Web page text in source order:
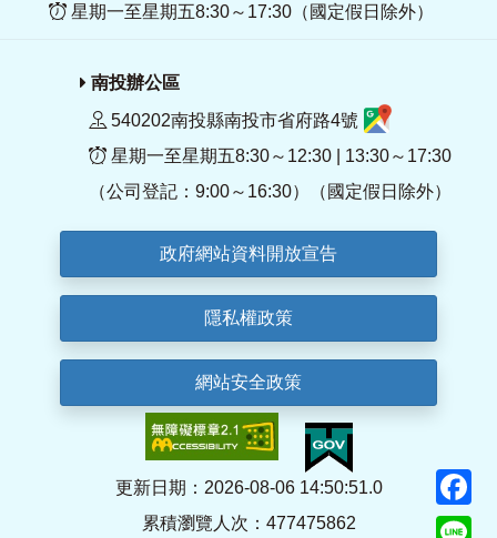
星期一至星期五8:30～17:30（國定假日除外）
南投辦公區
540202南投縣南投市省府路4號
星期一至星期五8:30～12:30 | 13:30～17:30
（公司登記：9:00～16:30）（國定假日除外）
政府網站資料開放宣告
隱私權政策
網站安全政策
更新日期：2026-08-06 14:50:51.0
累積瀏覽人次：477475862